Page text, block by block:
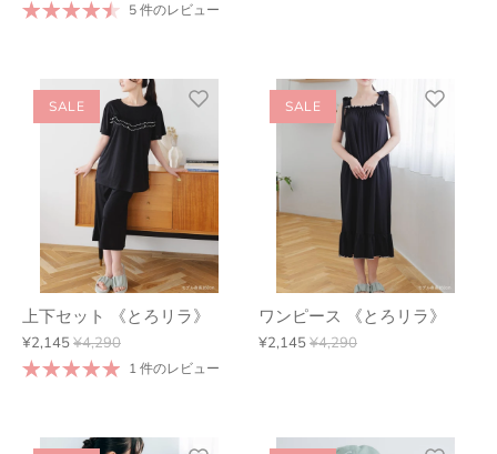
5 件のレビュー
SALE
上下セット 《とろリラ》
¥2,145¥4,290
1 件のレビュー
SALE
ワンピース 《とろリラ》
¥2,145¥4,290